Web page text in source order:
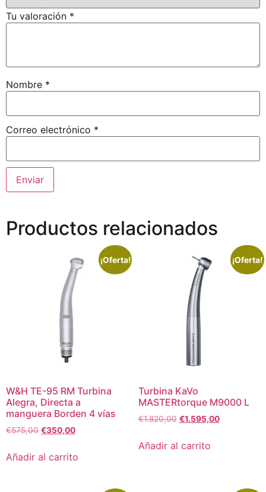
Tu valoración *
Nombre *
Correo electrónico *
Productos relacionados
¡Oferta!
W&H TE-95 RM Turbina
Alegra, Directa a
manguera Borden 4 vías
€575,00 €350,00
Añadir al carrito
¡Oferta!
Turbina KaVo
MASTERtorque M9000 L
€1.820,00 €1.595,00
Añadir al carrito